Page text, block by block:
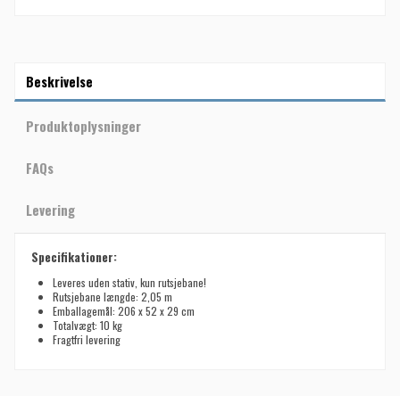
Beskrivelse
Produktoplysninger
FAQs
Levering
Specifikationer:
Leveres uden stativ, kun rutsjebane!
Rutsjebane længde: 2,05 m
Emballagemål: 206 x 52 x 29 cm
Totalvægt: 10 kg
Fragtfri levering